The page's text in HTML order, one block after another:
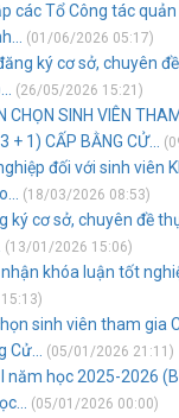
các Tổ Công tác
(01/06/2026 05:17)
ký cơ sở, chuyên
(26/05/2026 15:21)
CHỌN SINH VIÊN
+ 1) CẤP BẰNG CỬ...
đối với sinh viên
(18/03/2026 08:53)
ký cơ sở, chuyên đề
(13/01/2026 15:06)
khóa luận tốt
sinh viên tham gia
(05/01/2026 21:11)
năm học 2025-2026
(05/01/2026 00:00)